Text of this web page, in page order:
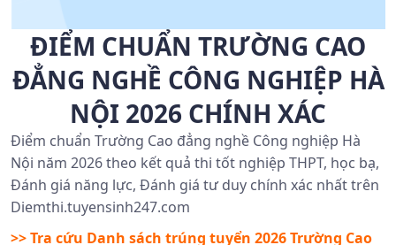
ĐIỂM CHUẨN TRƯỜNG CAO
ĐẲNG NGHỀ CÔNG NGHIỆP HÀ
NỘI 2026 CHÍNH XÁC
Điểm chuẩn Trường Cao đẳng nghề Công nghiệp Hà
Nội năm 2026 theo kết quả thi tốt nghiệp THPT, học bạ,
Đánh giá năng lực, Đánh giá tư duy chính xác nhất trên
Diemthi.tuyensinh247.com
>> Tra cứu Danh sách trúng tuyển 2026Trường Cao